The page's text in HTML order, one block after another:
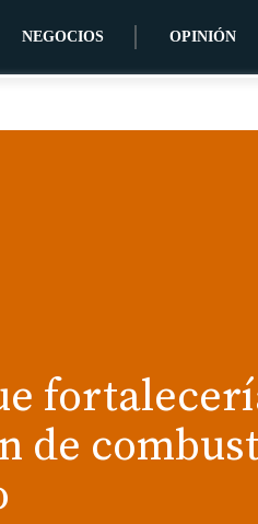
NEGOCIOS OPINIÓN
de